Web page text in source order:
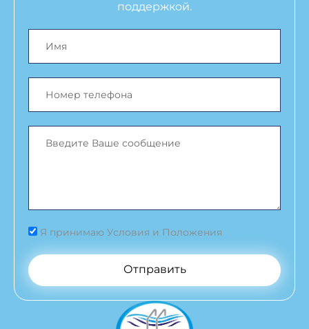
поддержкой.
Я принимаю Условия и Положения
Отправить